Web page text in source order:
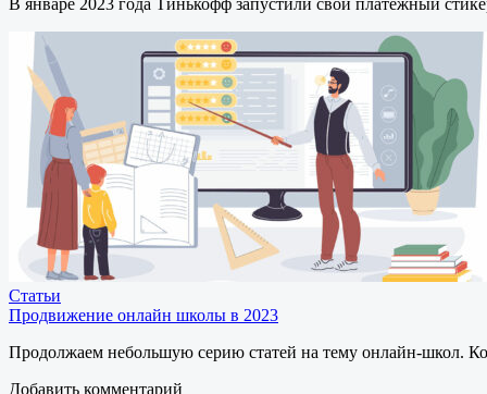
В январе 2023 года Тинькофф запустили свой платежный
Статьи
Продвижение онлайн школы в 2023
Продолжаем небольшую серию статей на тему онлайн-школ.
Добавить комментарий